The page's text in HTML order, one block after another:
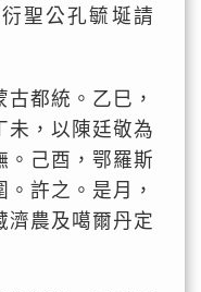
聖公孔毓埏請
都統。乙巳，
未，以陳廷敬為
。己酉，鄂羅斯
許之。是月，
濟農及噶爾丹定